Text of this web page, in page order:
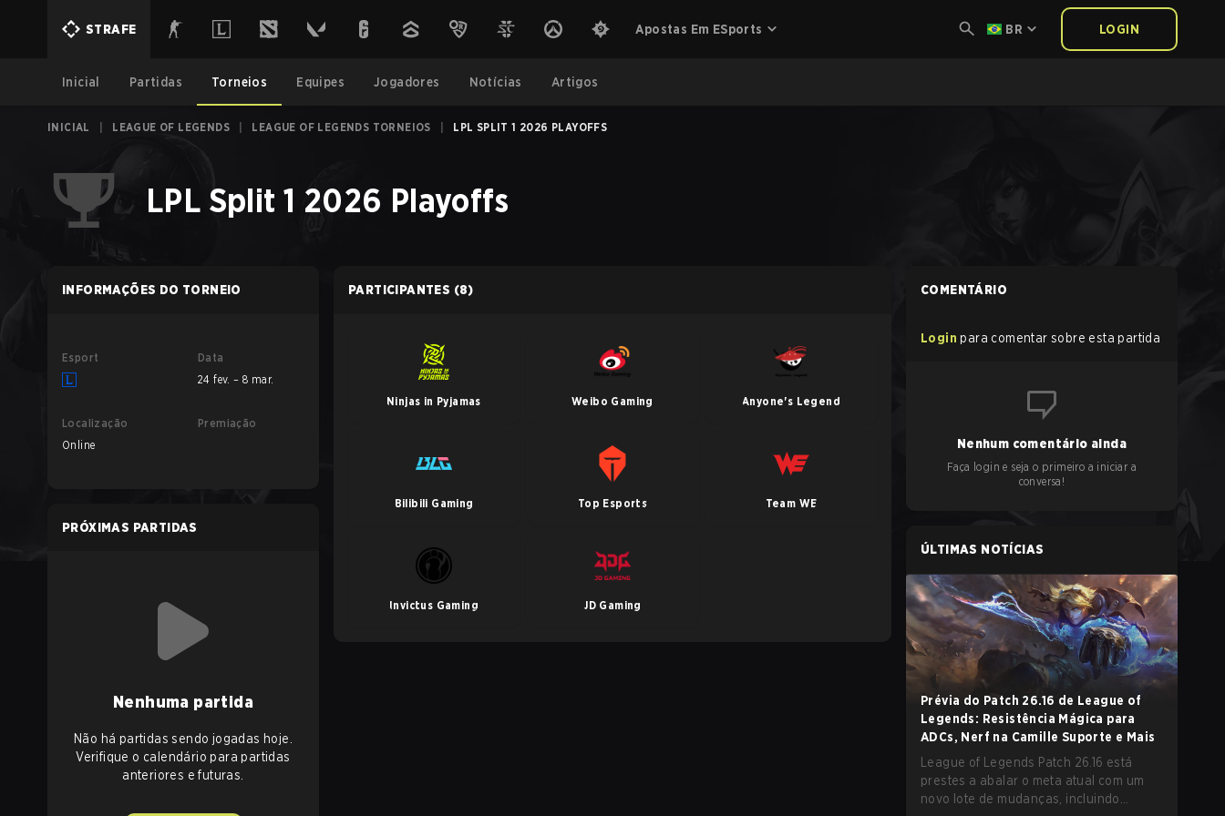
STRAFE Apostas Em ESports BR LOGIN
Inicial Partidas Torneios Equipes Jogadores Notícias Artigos
INICIAL LEAGUE OF LEGENDS LEAGUE OF LEGENDS TORNEIOS LPL SPLIT 1 2026 PLAYOFFS
LPL Split 1 2026 Playoffs
INFORMAÇÕES DO TORNEIO
Esport
Data
24 fev. – 8 mar.
Localização
Online
Premiação
PRÓXIMAS PARTIDAS
Nenhuma partida
Não há partidas sendo jogadas hoje.
Verifique o calendário para partidas
anteriores e futuras.
PARTICIPANTES (8)
Ninjas in Pyjamas Weibo Gaming Anyone's Legend
Bilibili Gaming Top Esports Team WE
Invictus Gaming JD Gaming
COMENTÁRIO
Login para comentar sobre esta partida
Nenhum comentário ainda
Faça login e seja o primeiro a iniciar a
conversa!
ÚLTIMAS NOTÍCIAS
Prévia do Patch 26.16 de League of
Legends: Resistência Mágica para
ADCs, Nerf na Camille Suporte e Mais
League of Legends Patch 26.16 está
prestes a abalar o meta atual com um
novo lote de mudanças, incluindo